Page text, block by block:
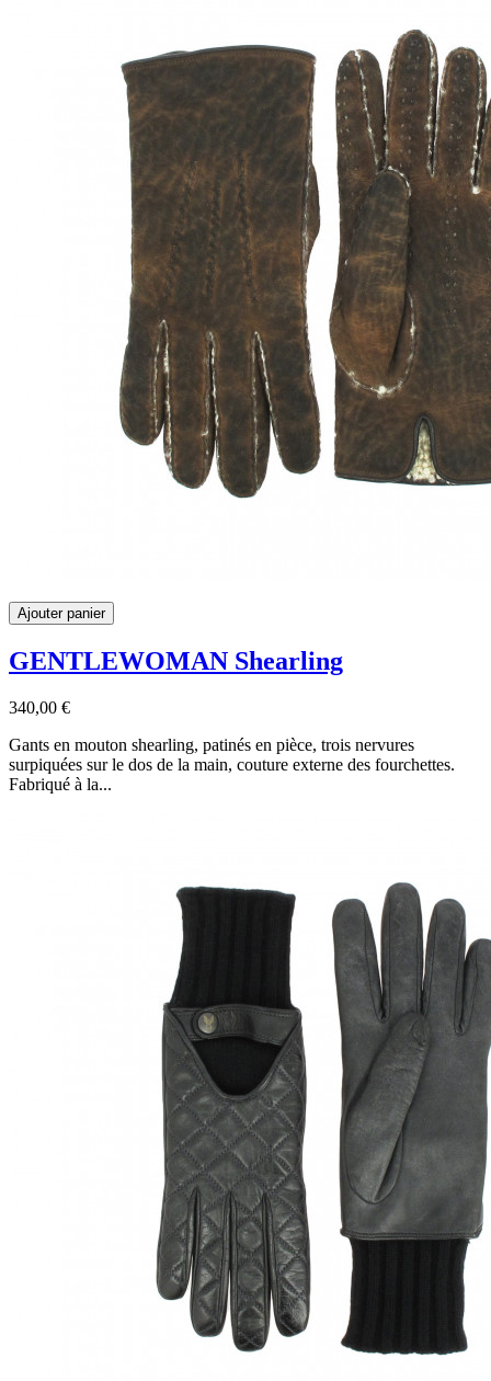
Ajouter panier
GENTLEWOMAN Shearling
340,00 €
Gants en mouton shearling, patinés en pièce, trois nervures
surpiquées sur le dos de la main, couture externe des fourchettes.
Fabriqué à la...